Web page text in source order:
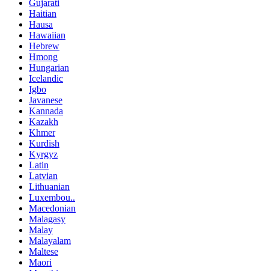
Gujarati
Haitian
Hausa
Hawaiian
Hebrew
Hmong
Hungarian
Icelandic
Igbo
Javanese
Kannada
Kazakh
Khmer
Kurdish
Kyrgyz
Latin
Latvian
Lithuanian
Luxembou..
Macedonian
Malagasy
Malay
Malayalam
Maltese
Maori